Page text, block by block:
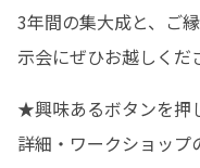
3年間の集大成と、ご
示会にぜひお越しくだ
★興味あるボタンを押
詳細・ワークショッ